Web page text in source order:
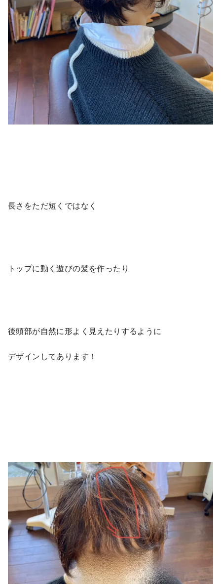
長さをただ短くではなく
トップに動く遊びの髪を作ったり
後頭部が自然に形よく見えたりするように
デザインしてあります！